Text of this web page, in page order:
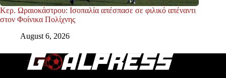
Κερ. Ωραιοκάστρου: Ισοπαλία απέσπασε σε φιλικό απέναντι
στον Φοίνικα Πολίχνης
August 6, 2026